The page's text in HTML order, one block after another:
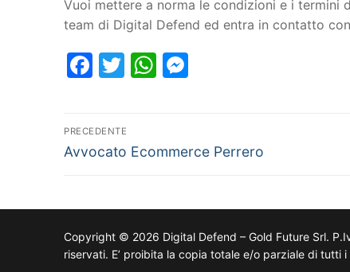
Vuoi mettere a norma le condizioni e i termini
team di Digital Defend ed entra in contatto
Facebook
TwitterWhatsApp
PRECEDENTE
Avvocato Ecommerce Perrero
Copyright © 2026 Digital Defend – Gold Future Srl.
riservati. E’ proibita la copia totale e/o parziale di tutti